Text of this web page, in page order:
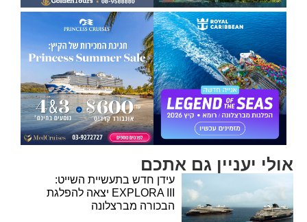
אולי יעניין גם אתכם
עידן חדש בתעשיית השייט:
EXPLORA III יצאה להפלגת
הבכורה מברצלונה